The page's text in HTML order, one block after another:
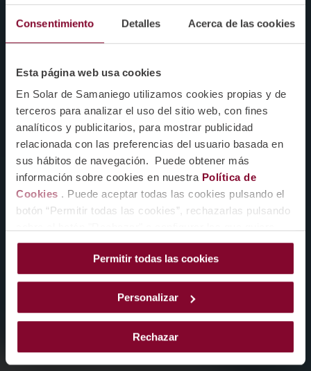
Consentimiento Detalles Acerca de las cookies
Esta página web usa cookies
En Solar de Samaniego utilizamos cookies propias y de
terceros para analizar el uso del sitio web, con fines
analíticos y publicitarios, para mostrar publicidad
relacionada con las preferencias del usuario basada en
sus hábitos de navegación. Puede obtener más
información sobre cookies en nuestra Política de
Cookies . Puede aceptar todas las cookies pulsando el
botón “Permitir todas las cookies”, rechazarlas pulsando
instalar pulsando el botón de “Personalizar”.
Permitir todas las cookies
Personalizar
Rechazar